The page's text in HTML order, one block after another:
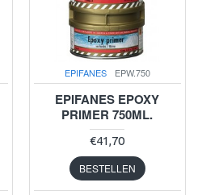
EPIFANES EPW.750
EPIFANES EPOXY
PRIMER 750ML.
€41,70
BESTELLEN